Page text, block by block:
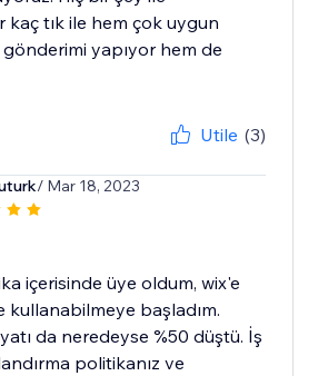
kaç tık ile hem çok uygun
yapıyor hem de
Utile (3)
/ Mar 18, 2023
içerisinde üye oldum, wix'e
kullanabilmeye başladım.
da neredeyse %50 düştü. İş
politikanız ve